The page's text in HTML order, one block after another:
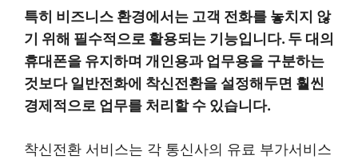
특히 비즈니스 환경에서는 고객 전화를 놓치지 않
기 위해 필수적으로 활용되는 기능입니다. 두 대의
휴대폰을 유지하며 개인용과 업무용을 구분하는
것보다 일반전화에 착신전환을 설정해두면 훨씬
경제적으로 업무를 처리할 수 있습니다.
착신전환 서비스는 각 통신사의 유료 부가서비스